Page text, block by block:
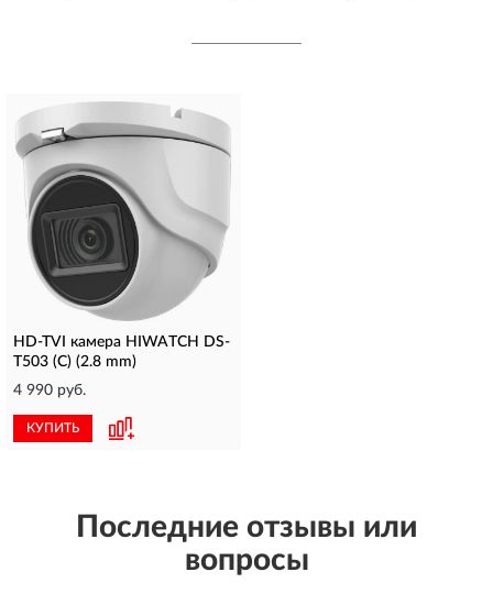
HD-TVI камера HIWATCH DS-
T503 (C) (2.8 mm)
4 990 руб.
КУПИТЬ
Последние отзывы или
вопросы